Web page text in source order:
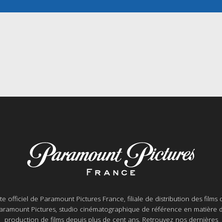
officiel de Paramount Pictures France, filiale de distribution des films
Pictures, studio cinématographique de référence en matière
production de films depuis plus de cent ans. Retrouvez nos dernières